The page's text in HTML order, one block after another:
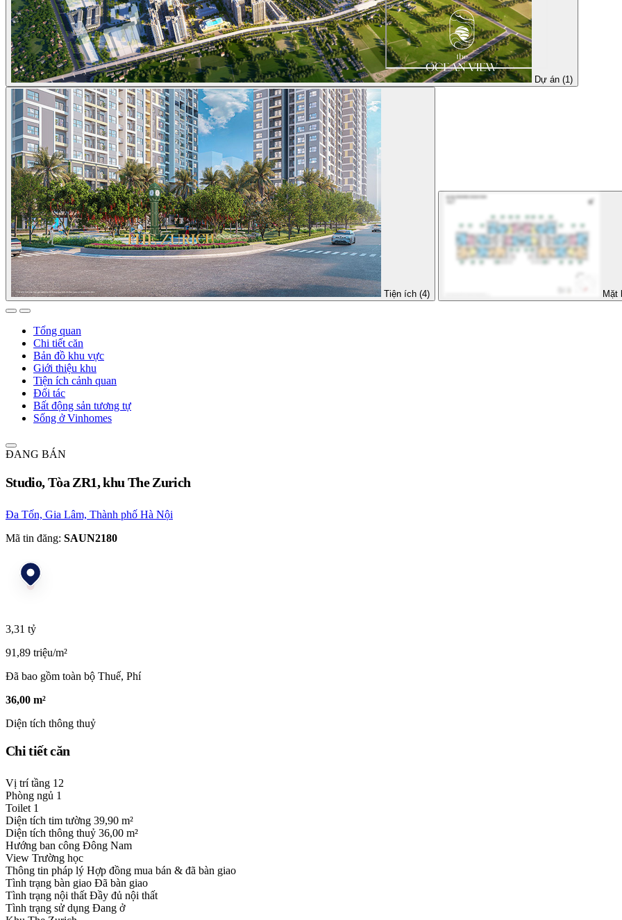
Dự án (1)
Tiện ích (4) Mặt
Tổng quan
Chi tiết căn
Bản đồ khu vực
Giới thiệu khu
Tiện ích cảnh quan
Đối tác
Bất động sản tương tự
Sống ở Vinhomes
ĐANG BÁN
Studio, Tòa ZR1, khu The Zurich
Đa Tốn, Gia Lâm, Thành phố Hà Nội
Mã tin đăng: SAUN2180
3,31 tỷ
91,89 triệu/m²
Đã bao gồm toàn bộ Thuế, Phí
36,00 m²
Diện tích thông thuỷ
Chi tiết căn
Vị trí tầng 12
Phòng ngủ 1
Toilet 1
Diện tích tim tường 39,90 m²
Diện tích thông thuỷ 36,00 m²
Hướng ban công Đông Nam
View Trường học
Thông tin pháp lý Hợp đồng mua bán & đã bàn giao
Tình trạng bàn giao Đã bàn giao
Tình trạng nội thất Đầy đủ nội thất
Tình trạng sử dụng Đang ở